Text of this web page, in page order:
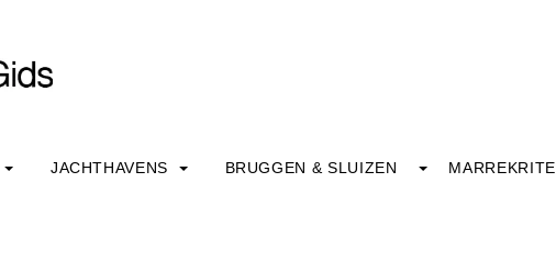
JACHTHAVENS BRUGGEN & SLUIZEN MARREKRITE